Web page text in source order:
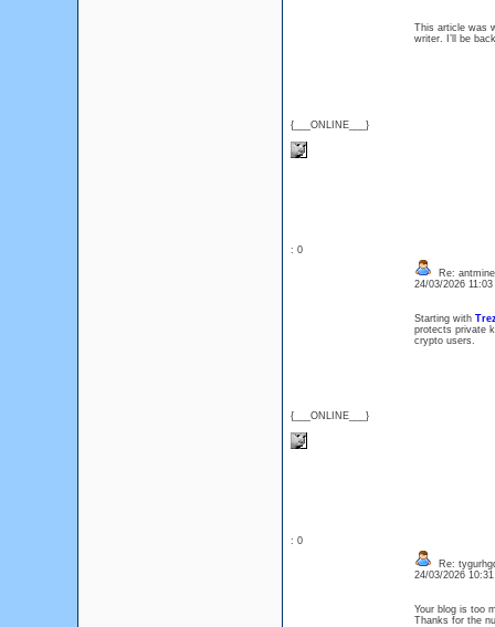
{___ONLINE___}
This article was
writer. I’ll be
: 0
{___ONLINE___}
Re:
24/03/2026
Starting with
protects private
crypto users.
: 0
Re:
24/03/2026
Your blog is too
Thanks for the